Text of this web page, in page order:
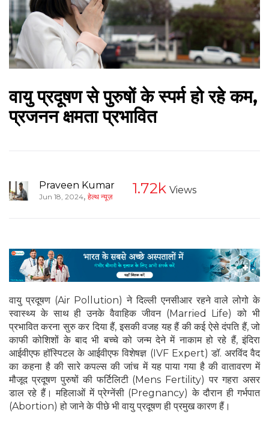
वायु प्रदूषण से पुरुषों के स्पर्म हो रहे कम,
प्रजनन क्षमता प्रभावित
Praveen Kumar
Jun 18, 2024, हेल्थ न्यूज़ 1.72k Views
वायु प्रदूषण (Air Pollution) ने दिल्ली एनसीआर रहने वाले लोगो के
स्वास्थ्य के साथ ही उनके वैवाहिक जीवन (Married Life) को भी
प्रभावित करना सुरु कर दिया हैं, इसकी वजह यह हैं की कई ऐसे दंपति हैं, जो
काफी कोशिशों के बाद भी बच्चे को जन्म देने में नाकाम हो रहे हैं, इंदिरा
आईवीएफ हॉस्पिटल के आईवीएफ विशेषज्ञ (IVF Expert) डॉ. अरविंद वैद
का कहना है की सारे कपल्स की जांच में यह पाया गया है की वातावरण में
मौजूद प्रदूषण पुरुषों की फर्टिलिटी (Mens Fertility) पर गहरा असर
डाल रहे हैं। महिलाओं में प्रेग्नेंसी (Pregnancy) के दौरान ही गर्भपात
(Abortion) हो जाने के पीछे भी वायु प्रदूषण ही प्रमुख कारण हैं।